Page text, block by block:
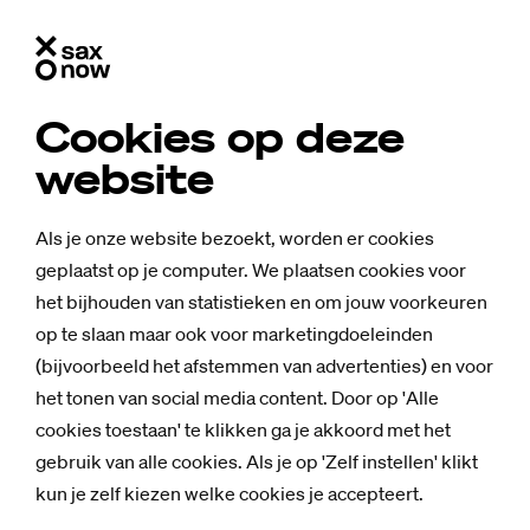
Cookies op deze
website
Als je onze website bezoekt, worden er cookies
geplaatst op je computer. We plaatsen cookies voor
het bijhouden van statistieken en om jouw voorkeuren
op te slaan maar ook voor marketingdoeleinden
(bijvoorbeeld het afstemmen van advertenties) en voor
het tonen van social media content. Door op 'Alle
cookies toestaan' te klikken ga je akkoord met het
gebruik van alle cookies. Als je op 'Zelf instellen' klikt
kun je zelf kiezen welke cookies je accepteert.
Mensen